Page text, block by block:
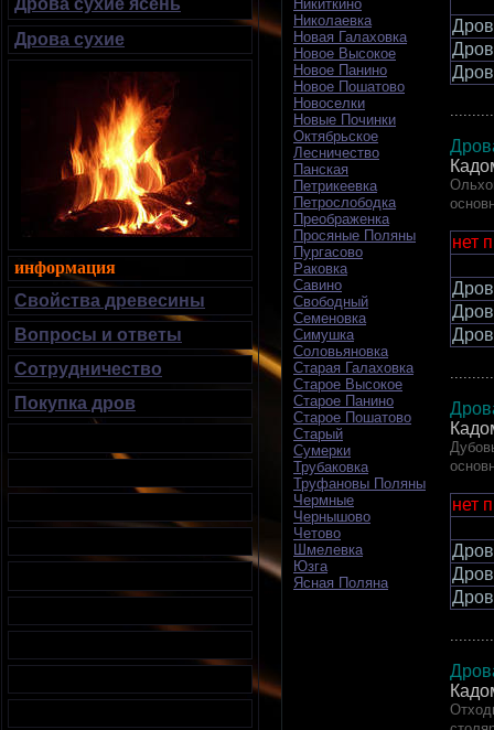
Никиткино
Николаевка
Новая Галаховка
Новое Высокое
Новое Панино
Новое Пошатово
Новоселки
Новые Починки
Октябрьское
Лесничество
Панская
Петрикеевка
Петрослободка
Преображенка
Просяные Поляны
Пургасово
Раковка
Савино
Свободный
Семеновка
Симушка
Соловьяновка
Старая Галаховка
Старое Высокое
Старое Панино
Старое Пошатово
Старый
Сумерки
Трубаковка
Труфановы Поляны
Чермные
Чернышово
Четово
Шмелевка
Юзга
Ясная Поляна
нет
нет
Дрова сухие ясень
Дрова сухие
информация
Свойства древесины
Вопросы и ответы
Сотрудничество
Покупка дров